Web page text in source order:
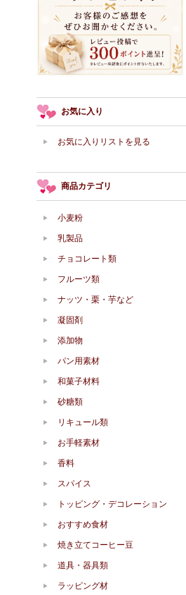
お気に入り
お気に入りリストを見る
商品カテゴリ
小麦粉
乳製品
チョコレート類
フルーツ類
ナッツ・栗・芋など
凝固剤
添加物
パン用素材
和菓子材料
砂糖類
リキュール類
お手軽素材
香料
スパイス
トッピング・デコレーション
おすすめ食材
焼き立てコーヒー豆
道具・器具類
ラッピング材